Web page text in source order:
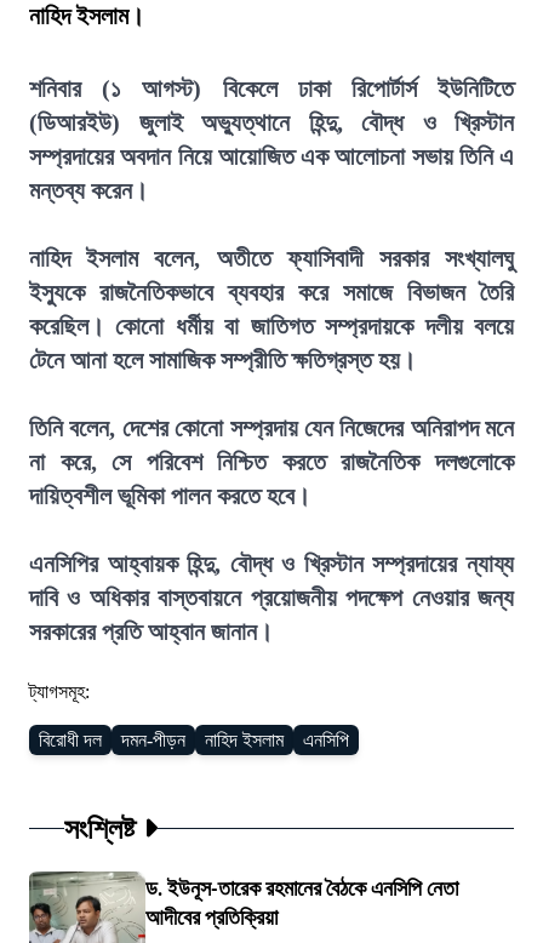
নাহিদ ইসলাম।
শনিবার (১ আগস্ট) বিকেলে ঢাকা রিপোর্টার্স ইউনিটিতে
(ডিআরইউ) জুলাই অভ্যুত্থানে হিন্দু, বৌদ্ধ ও খ্রিস্টান
সম্প্রদায়ের অবদান নিয়ে আয়োজিত এক আলোচনা সভায় তিনি এ
মন্তব্য করেন।
নাহিদ ইসলাম বলেন, অতীতে ফ্যাসিবাদী সরকার সংখ্যালঘু
ইস্যুকে রাজনৈতিকভাবে ব্যবহার করে সমাজে বিভাজন তৈরি
করেছিল। কোনো ধর্মীয় বা জাতিগত সম্প্রদায়কে দলীয় বলয়ে
টেনে আনা হলে সামাজিক সম্প্রীতি ক্ষতিগ্রস্ত হয়।
তিনি বলেন, দেশের কোনো সম্প্রদায় যেন নিজেদের অনিরাপদ মনে
না করে, সে পরিবেশ নিশ্চিত করতে রাজনৈতিক দলগুলোকে
দায়িত্বশীল ভূমিকা পালন করতে হবে।
এনসিপির আহ্বায়ক হিন্দু, বৌদ্ধ ও খ্রিস্টান সম্প্রদায়ের ন্যায্য
দাবি ও অধিকার বাস্তবায়নে প্রয়োজনীয় পদক্ষেপ নেওয়ার জন্য
সরকারের প্রতি আহ্বান জানান।
ট্যাগসমূহ:
বিরোধী দল দমন-পীড়ন নাহিদ ইসলাম এনসিপি
সংশ্লিষ্ট
ড. ইউনূস-তারেক রহমানের বৈঠকে এনসিপি নেতা
আদীবের প্রতিক্রিয়া